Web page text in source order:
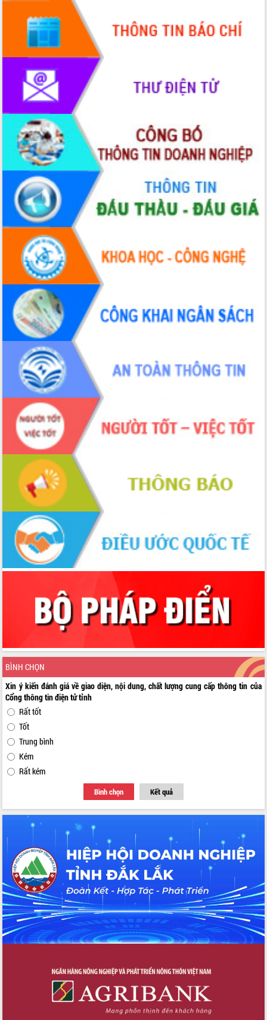
BÌNH CHỌN
Xin ý kiến đánh giá về giao diện, nội dung, chất lượng cung cấp thông tin của
Cổng thông tin điện tử tỉnh
Rất tốt
Tốt
Trung bình
Kém
Rất kém
Bình chọn Kết quả